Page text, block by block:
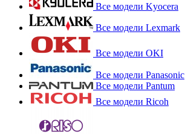
Все модели Kyocera
Все модели Lexmark
Все модели OKI
Все модели Panasonic
Все модели Pantum
Все модели Ricoh